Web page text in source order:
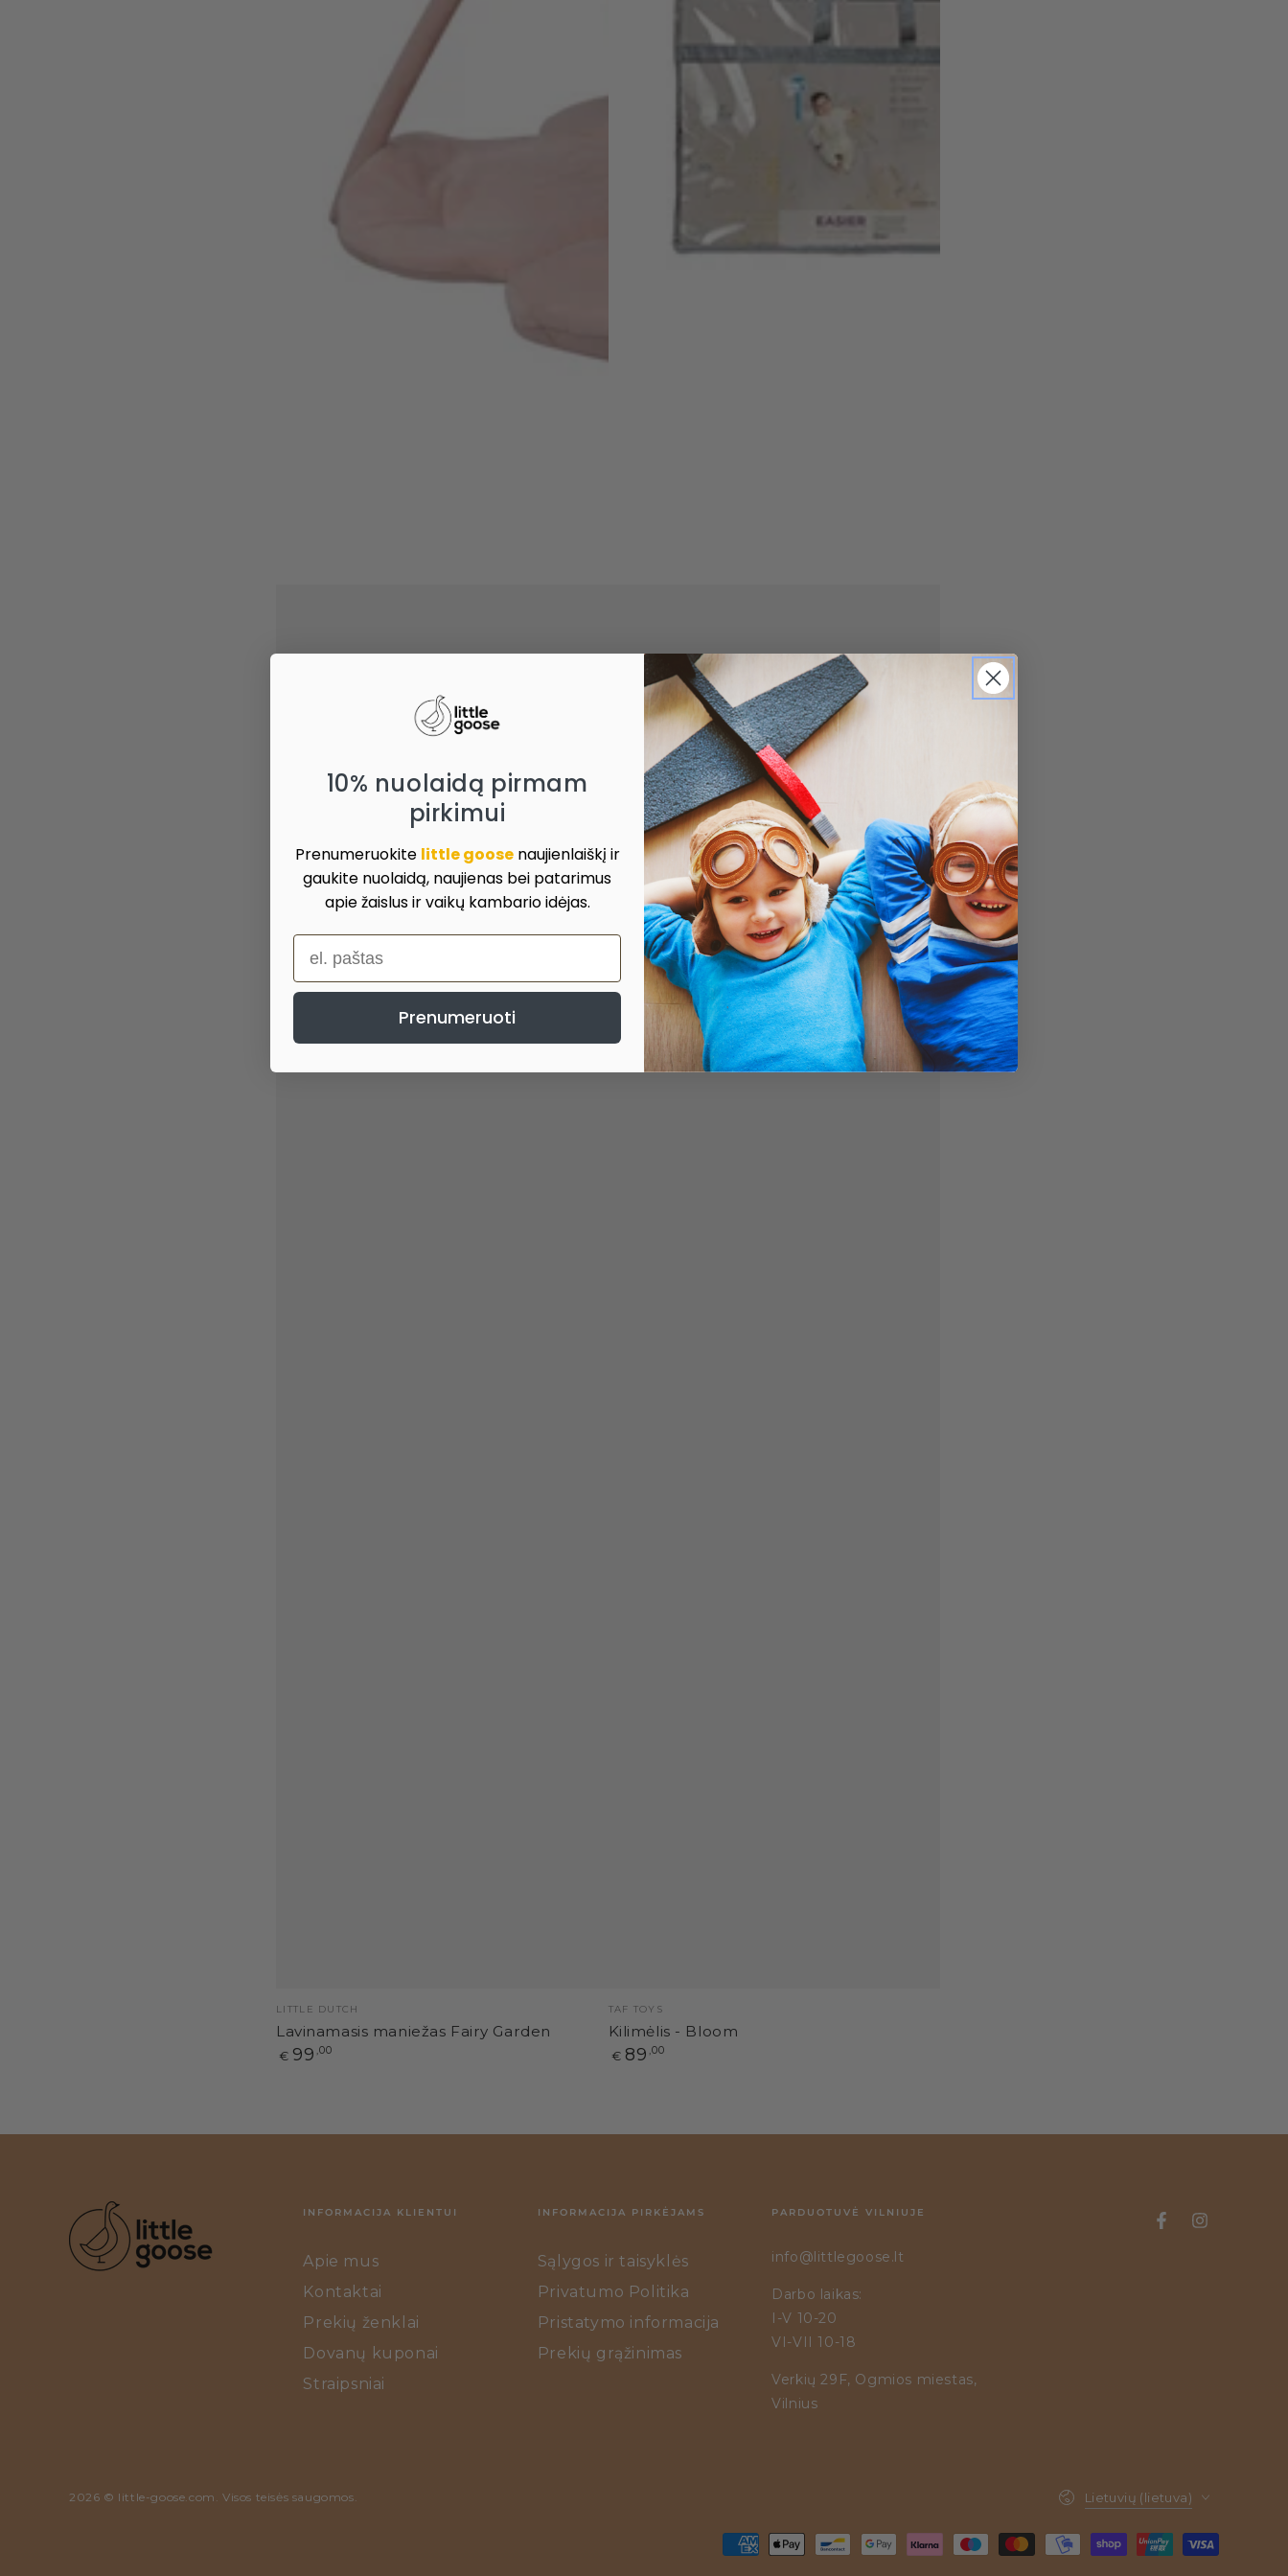
Pardavėjas:
LITTLE DUTCH
Lavinamasis maniežas Fairy Garden
Paprasta
€ 99 ,00
Pardavėjas:
TAF TOYS
Kilimėlis - Bloom
Paprasta
€ 89 ,00
INFORMACIJA KLIENTUI
Apie mus
Kontaktai
Prekių ženklai
Dovanų kuponai
Straipsniai
INFORMACIJA PIRKĖJAMS
Sąlygos ir taisyklės
Privatumo Politika
Pristatymo informacija
Prekių grąžinimas
PARDUOTUVĖ VILNIUJE
info@littlegoose.lt
Darbo laikas:
I-V 10-20
VI-VII 10-18
Verkių 29F, Ogmios miestas,
Vilnius
2026 © little-goose.com . Visos teisės saugomos. Lietuvių (lietuva)
10% nuolaidą pirmam
pirkimui
Prenumeruokite little goosenaujienlaiškį ir
gaukite nuolaidą, naujienas bei patarimus
apie žaislus ir vaikų kambario idėjas.
el. paštas
Prenumeruoti